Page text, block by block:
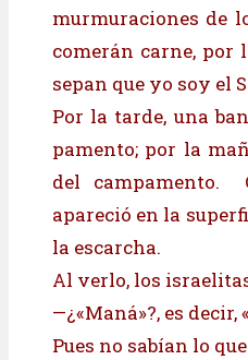
murmuraciones de
comerán carne, por
sepan que yo soy el
Por la tarde, una
pamento; por la
del campamento.
apareció en la
la escarcha.
Al verlo, los
—¿«Maná»?, es decir,
Pues no sabían lo